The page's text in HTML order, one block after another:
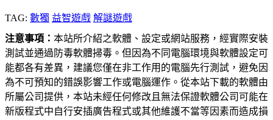
TAG: 數獨 益智遊戲 解謎遊戲
注意事項： 本站所介紹之軟體、設定或網站服務，經實際安裝
測試並通過防毒軟體掃毒。但因為不同電腦環境與軟體設定可
能都各有差異，建議您僅在非工作用的電腦先行測試，避免因
為不可預知的錯誤影響工作或電腦運作。從本站下載的軟體由
所屬公司提供，本站未經任何修改且無法保證軟體公司可能在
新版程式中自行安插廣告程式或其他維護不當等因素而造成損